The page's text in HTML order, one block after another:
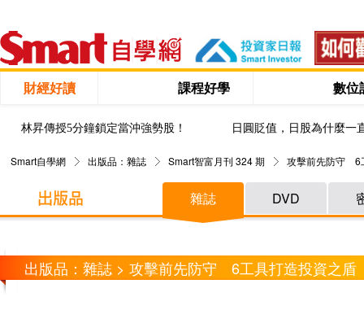
財經好讀 課程好學 數位
林昇傳授5分鐘鎖定當沖強勢股！ 日圓貶值，日股為什麼一
Smart自學網 出版品：雜誌 Smart智富月刊 324 期 攻擊前先防守 6
雜誌 DVD
出版品：雜誌 > 攻擊前先防守 6工具打造投資之盾